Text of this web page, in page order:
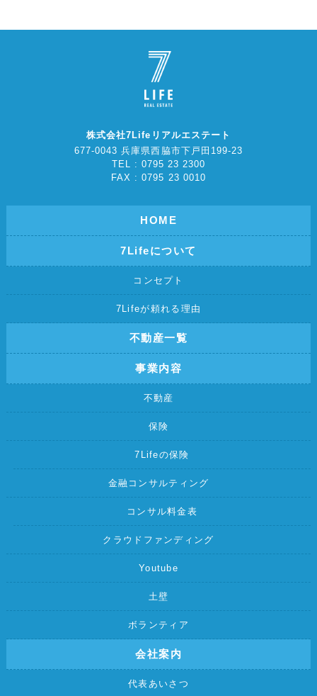
株式会社7Lifeリアルエステート
677-0043 兵庫県西脇市下戸田199-23
TEL : 0795 23 2300
FAX : 0795 23 0010
HOME
7Lifeについて
コンセプト
7Lifeが頼れる理由
不動産一覧
事業内容
不動産
保険
7Lifeの保険
金融コンサルティング
コンサル料金表
クラウドファンディング
Youtube
土壁
ボランティア
会社案内
代表あいさつ